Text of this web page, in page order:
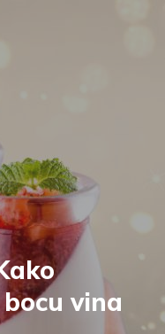
vina